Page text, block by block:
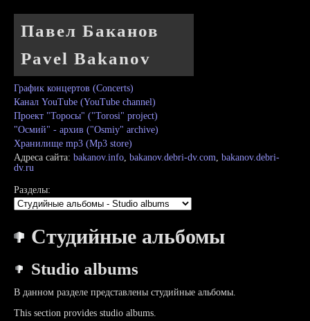
Павел Баканов
Pavel Bakanov
График концертов (Concerts)
Канал YouTube (YouTube channel)
Проект "Торосы" ("Torosi" project)
"Осмий" - архив ("Osmiy" archive)
Хранилище mp3 (Mp3 store)
Адреса сайта: bakanov.info, bakanov.debri-dv.com, bakanov.debri-
dv.ru
Разделы:
Студийные альбомы
Studio albums
В данном разделе представлены студийные альбомы.
This section provides studio albums.